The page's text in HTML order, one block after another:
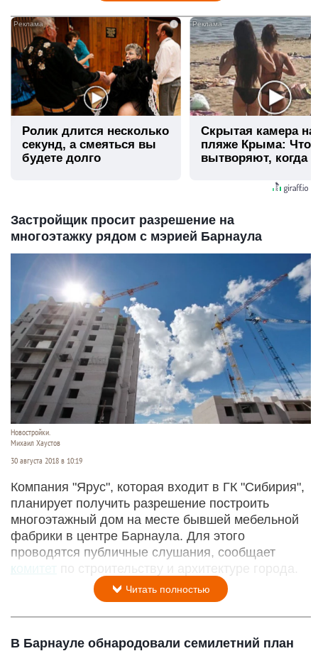
i
Ролик длится несколько
секунд, а смеяться вы
будете долго
Скрытая камера на
пляже Крыма: Что
вытворяют, когда
Застройщик просит разрешение на
многоэтажку рядом с мэрией Барнаула
Новостройки.
Михаил Хаустов
30 августа 2018 в 10:19
Компания "Ярус", которая входит в ГК "Сибирия",
планирует получить разрешение построить
многоэтажный дом на месте бывшей мебельной
фабрики в центре Барнаула. Для этого
проводятся публичные слушания, сообщает
комитет
по строительству и архитектуре города.
Читать полностью
В Барнауле обнародовали семилетний план